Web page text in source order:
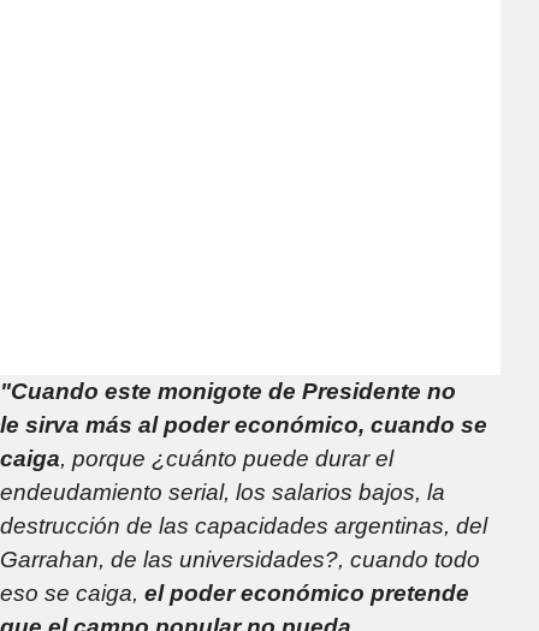
"Cuando este monigote de Presidente no
le sirva más al poder económico, cuando se
caiga, porque ¿cuánto puede durar el
endeudamiento serial, los salarios bajos, la
destrucción de las capacidades argentinas, del
Garrahan, de las universidades?, cuando todo
eso se caiga, el poder económico pretende